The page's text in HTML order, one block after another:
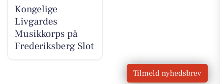
Kongelige
Livgardes
Musikkorps på
Frederiksberg Slot
Tilmeld nyhedsbrev